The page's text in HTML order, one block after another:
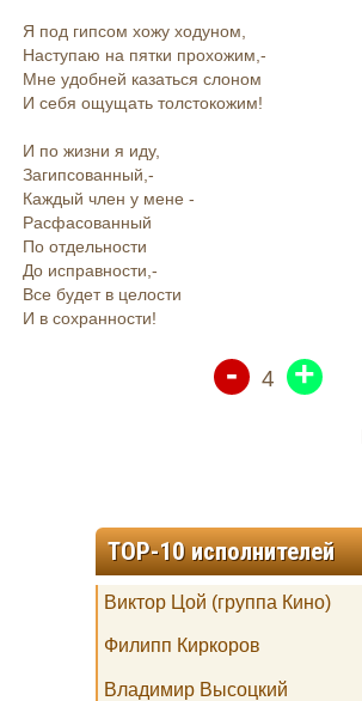
Я под гипсом хожу ходуном,
Наступаю на пятки прохожим,-
Мне удобней казаться слоном
И себя ощущать толстокожим!
И по жизни я иду,
Загипсованный,-
Каждый член у мене -
Расфасованный
По отдельности
До исправности,-
Все будет в целости
И в сохранности!
- 4 +
TOP-10 исполнителей
Виктор Цой (группа Кино)
Филипп Киркоров
Владимир Высоцкий